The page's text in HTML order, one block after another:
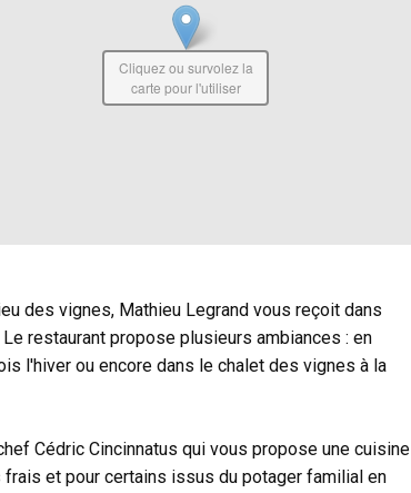
Cliquez ou survolez la
carte pour l'utiliser
des vignes, Mathieu Legrand vous reçoit dans
restaurant propose plusieurs ambiances : en
l'hiver ou encore dans le chalet des vignes à la
Cédric Cincinnatus qui vous propose une cuisine
et pour certains issus du potager familial en